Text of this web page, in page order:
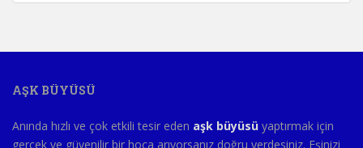
AŞK BÜYÜSÜ
Anında hızlı ve çok etkili tesir eden aşk büyüsü yaptırmak için
gerçek ve güvenilir bir hoca arıyorsanız doğru yerdesiniz. Eşinizi